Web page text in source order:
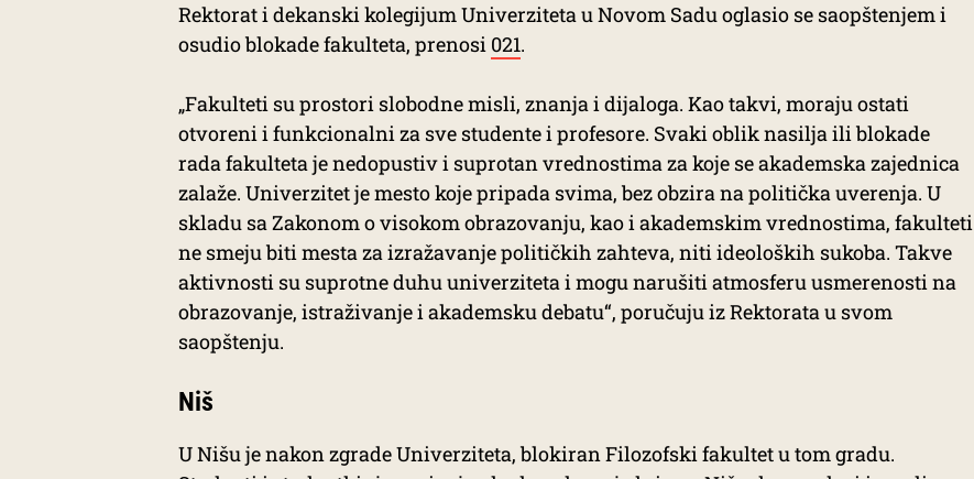
Rektorat i dekanski kolegijum Univerziteta u Novom Sadu oglasio se saopštenjem i
osudio blokade fakulteta, prenosi 021.
„Fakulteti su prostori slobodne misli, znanja i dijaloga. Kao takvi, moraju ostati
otvoreni i funkcionalni za sve studente i profesore. Svaki oblik nasilja ili blokade
rada fakulteta je nedopustiv i suprotan vrednostima za koje se akademska zajednica
zalaže. Univerzitet je mesto koje pripada svima, bez obzira na politička uverenja. U
skladu sa Zakonom o visokom obrazovanju, kao i akademskim vrednostima, fakulteti
ne smeju biti mesta za izražavanje političkih zahteva, niti ideoloških sukoba. Takve
aktivnosti su suprotne duhu univerziteta i mogu narušiti atmosferu usmerenosti na
obrazovanje, istraživanje i akademsku debatu“, poručuju iz Rektorata u svom
saopštenju.
Niš
U Nišu je nakon zgrade Univerziteta, blokiran Filozofski fakultet u tom gradu.